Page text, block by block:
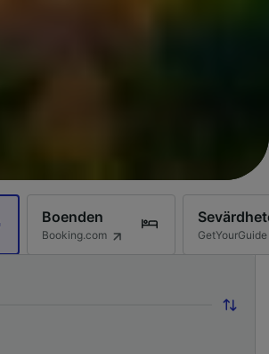
Boenden
Booking.com GetYourGuide